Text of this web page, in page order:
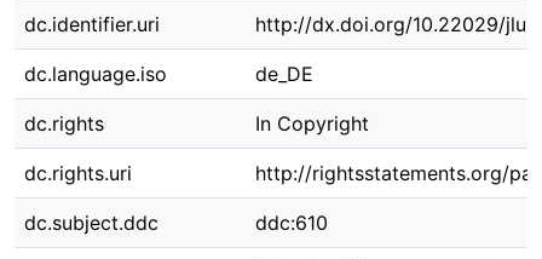
dc.identifier.uri http://dx.doi.org/10.22029/
dc.language.iso de_DE
dc.rights In Copyright
dc.rights.uri http://rightsstatements.org/
dc.subject.ddc ddc:610